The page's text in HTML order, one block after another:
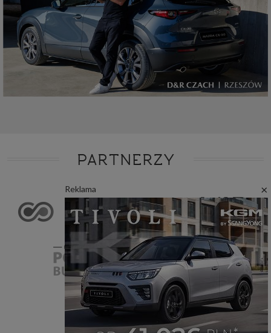
Reklama ×
PARTNERZY